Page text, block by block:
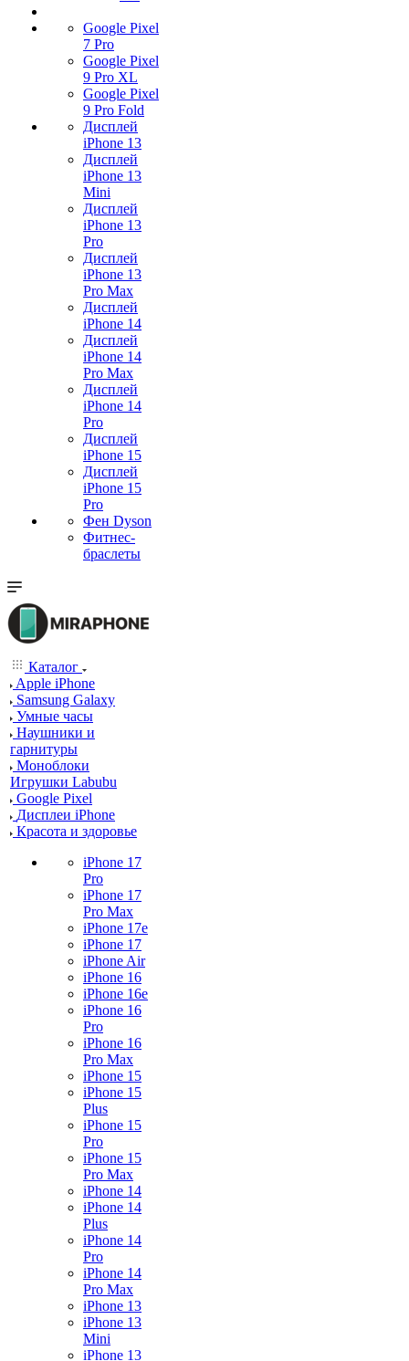
Google Pixel
7 Pro
Google Pixel
9 Pro XL
Google Pixel
9 Pro Fold
Дисплей
iPhone 13
Дисплей
iPhone 13
Mini
Дисплей
iPhone 13
Pro
Дисплей
iPhone 13
Pro Max
Дисплей
iPhone 14
Дисплей
iPhone 14
Pro Max
Дисплей
iPhone 14
Pro
Дисплей
iPhone 15
Дисплей
iPhone 15
Pro
Фен Dyson
Фитнес-
браслеты
Каталог
Apple iPhone
Samsung Galaxy
Умные часы
Наушники и
гарнитуры
Моноблоки
Игрушки Labubu
Google Pixel
Дисплеи iPhone
Красота и здоровье
iPhone 17
Pro
iPhone 17
Pro Max
iPhone 17e
iPhone 17
iPhone Air
iPhone 16
iPhone 16e
iPhone 16
Pro
iPhone 16
Pro Max
iPhone 15
iPhone 15
Plus
iPhone 15
Pro
iPhone 15
Pro Max
iPhone 14
iPhone 14
Plus
iPhone 14
Pro
iPhone 14
Pro Max
iPhone 13
iPhone 13
Mini
iPhone 13